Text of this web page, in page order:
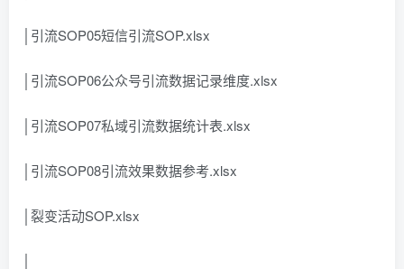
│引流SOP05短信引流SOP.xlsx
│引流SOP06公众号引流数据记录维度.xlsx
│引流SOP07私域引流数据统计表.xlsx
│引流SOP08引流效果数据参考.xlsx
│裂变活动SOP.xlsx